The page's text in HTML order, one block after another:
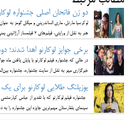
دو زن فاتحان اصلی جشنواره لوکارنو
هنر به نقل از ورایتی، فیلم‌های ۲ فیلمساز آرژانینی یعنی «چوکوبار» ساخته لوکرسیا ...
برخی جوایز لوکارنو اهدا
خبرگزاری مهر به نقل از سایت جشنواره، جشنواره
یوزپلنگ طلایی لوکارنو برای یک
جشنواره فیلم لوکارنو که با تقدیر از عباس
سینمای بلغارستان مهم‌ترین جایزه این جشنواره